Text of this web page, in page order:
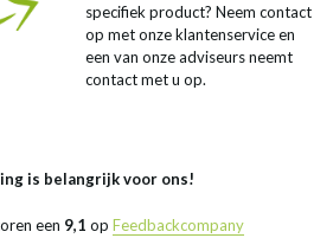
specifiek product? Neem contact
op met onze klantenservice en
een van onze adviseurs neemt
contact met u op.
is belangrijk voor ons!
een 9,1 op Feedbackcompany